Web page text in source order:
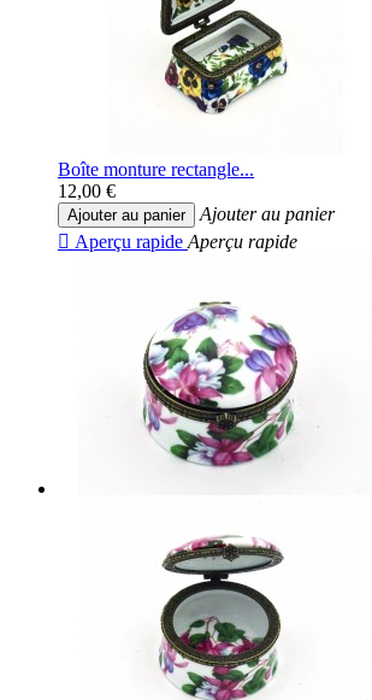
Boîte monture rectangle...
12,00 €
Ajouter au panier
Ajouter au panier
 Aperçu rapide Aperçu rapide